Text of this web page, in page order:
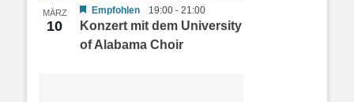
MÄRZ
10
Konzert mit dem University
of Alabama Choir
Empfohlen 19:00-21:00